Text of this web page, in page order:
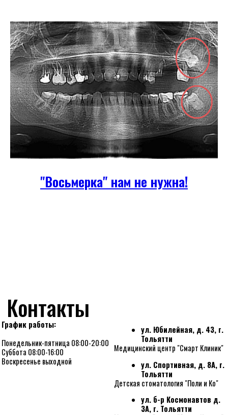
"Восьмерка" нам не нужна!
рекламы
qlmed766400@yandex.ru- по медицинским материалам и
оборудованию
upr.766400@yandex.ru- по вопросам управления
smart766400@yandex.ru- для отправки снимков
© 2025 sctlt.ru Все права защищены